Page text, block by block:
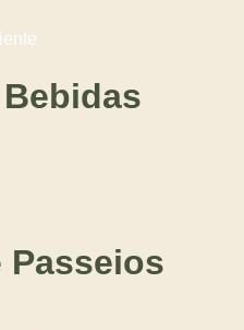
Passeios